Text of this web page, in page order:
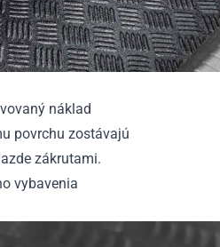
náklad
povrchu zostávajú
zákrutami.
vybavenia